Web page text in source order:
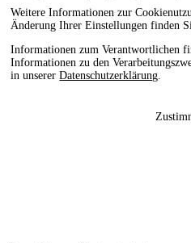
Weitere Informationen zur
Änderung Ihrer Einstellungen finden
Informationen zum Verantwortlichen
Informationen zu den
in unsererDatenschutzerklärung